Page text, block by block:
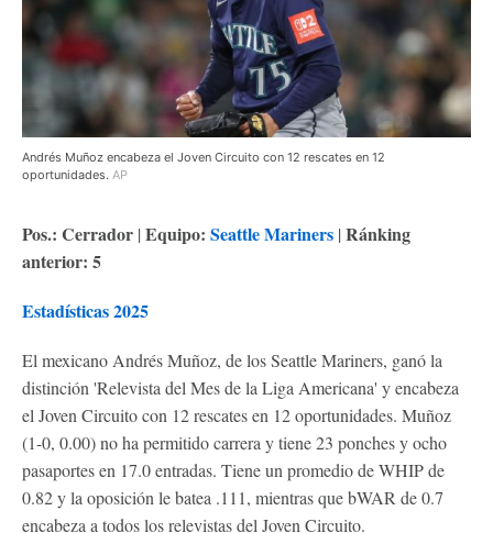
Andrés Muñoz encabeza el Joven Circuito con 12 rescates en 12
oportunidades. AP
Pos.: Cerrador | Equipo: Seattle Mariners | Ránking
anterior: 5
Estadísticas 2025
El mexicano Andrés Muñoz, de los Seattle Mariners, ganó la
distinción 'Relevista del Mes de la Liga Americana' y encabeza
el Joven Circuito con 12 rescates en 12 oportunidades. Muñoz
(1-0, 0.00) no ha permitido carrera y tiene 23 ponches y ocho
pasaportes en 17.0 entradas. Tiene un promedio de WHIP de
0.82 y la oposición le batea .111, mientras que bWAR de 0.7
encabeza a todos los relevistas del Joven Circuito.